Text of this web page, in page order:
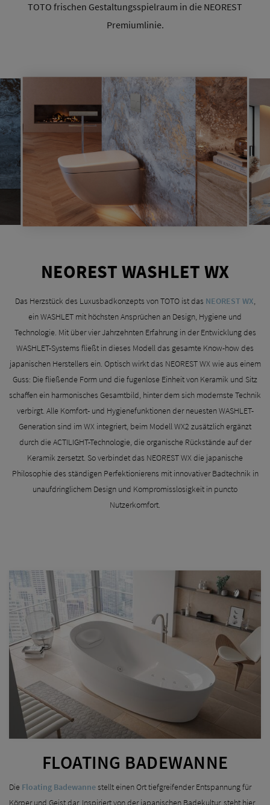
TOTO frischen Gestaltungsspielraum in die NEOREST
Premiumlinie.
NEOREST WASHLET WX
Das Herzstück des Luxusbadkonzepts von TOTO ist das NEOREST WX
ein WASHLET mit höchsten Ansprüchen an Design, Hygiene und
Technologie. Mit über vier Jahrzehnten Erfahrung in der Entwicklung des
WASHLET-Systems fließt in dieses Modell das gesamte Know-how des
japanischen Herstellers ein. Optisch wirkt das NEOREST WX wie aus einem
Guss: Die fließende Form und die fugenlose Einheit von Keramik und Sitz
schaffen ein harmonisches Gesamtbild, hinter dem sich modernste Technik
verbirgt. Alle Komfort- und Hygienefunktionen der neuesten WASHLET-
Generation sind im WX integriert, beim Modell WX2 zusätzlich ergänzt
durch die ACTILIGHT-Technologie, die organische Rückstände auf der
Keramik zersetzt. So verbindet das NEOREST WX die japanische
Philosophie des ständigen Perfektionierens mit innovativer Badtechnik in
unaufdringlichem Design und Kompromisslosigkeit in puncto
Nutzerkomfort.
FLOATING BADEWANNE
Die Floating Badewannestellt einen Ort tiefgreifender Entspannung für
Körper und Geist dar. Inspiriert von der japanischen Badekultur, steht hier